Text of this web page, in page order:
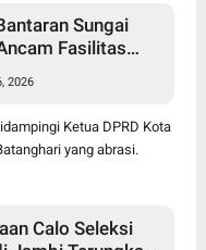
Sungai
Fasilitas
Perjuangkan
Turap
2026
Ketua DPRD Kota
yang abrasi.
Calo Seleksi